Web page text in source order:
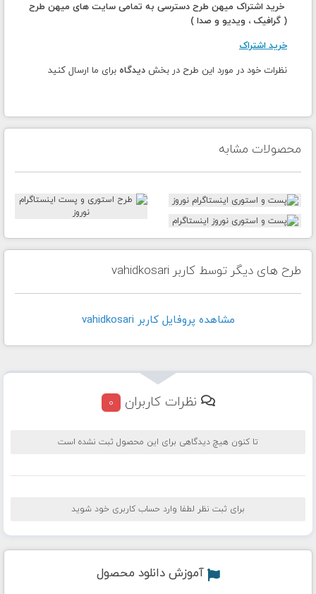
خرید اشتراک میهن طرح دسترسی به تمامی سایت های میهن طرح
( گرافیک ، ویدیو و صدا )
خرید اشتراک
نظرات خود در مورد این طرح در بخش دیدگاه برای ما ارسال کنید
محصولات مشابه
طرح های دیگر توسط کاربر vahidkosari
مشاهده پروفايل کاربر vahidkosari
نظرات کاربران 0
تا کنون هیچ دیدگاهی برای این محصول ثبت نشده است
برای ثبت نظر لطفا وارد حساب کاربری خود شوید
آموزش دانلود محصول